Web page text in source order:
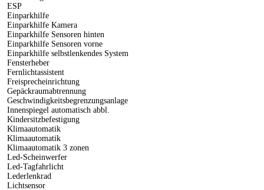
ESP
Einparkhilfe
Einparkhilfe Kamera
Einparkhilfe Sensoren hinten
Einparkhilfe Sensoren vorne
Einparkhilfe selbstlenkendes System
Fensterheber
Fernlichtassistent
Freisprecheinrichtung
Gepäckraumabtrennung
Geschwindigkeitsbegrenzungsanlage
Innenspiegel automatisch abbl.
Kindersitzbefestigung
Klimaautomatik
Klimaautomatik
Klimaautomatik 3 zonen
Led-Scheinwerfer
Led-Tagfahrlicht
Lederlenkrad
Lichtsensor